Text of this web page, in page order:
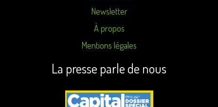
Newsletter
À propos
Mentions légales
La presse parle de nous